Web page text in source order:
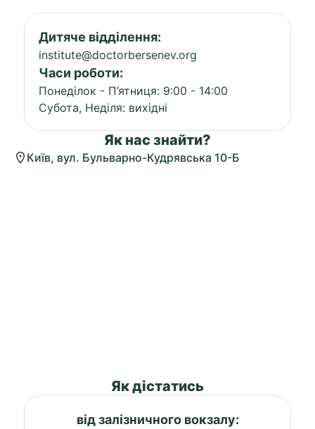
Дитяче відділення:
institute@doctorbersenev.org
Часи роботи:
Понеділок - П’ятниця: 9:00 - 14:00
Субота, Неділя: вихідні
Як нас знайти?
Київ, вул. Бульварно-Кудрявська 10-Б
Як дістатись
від залізничного вокзалу: